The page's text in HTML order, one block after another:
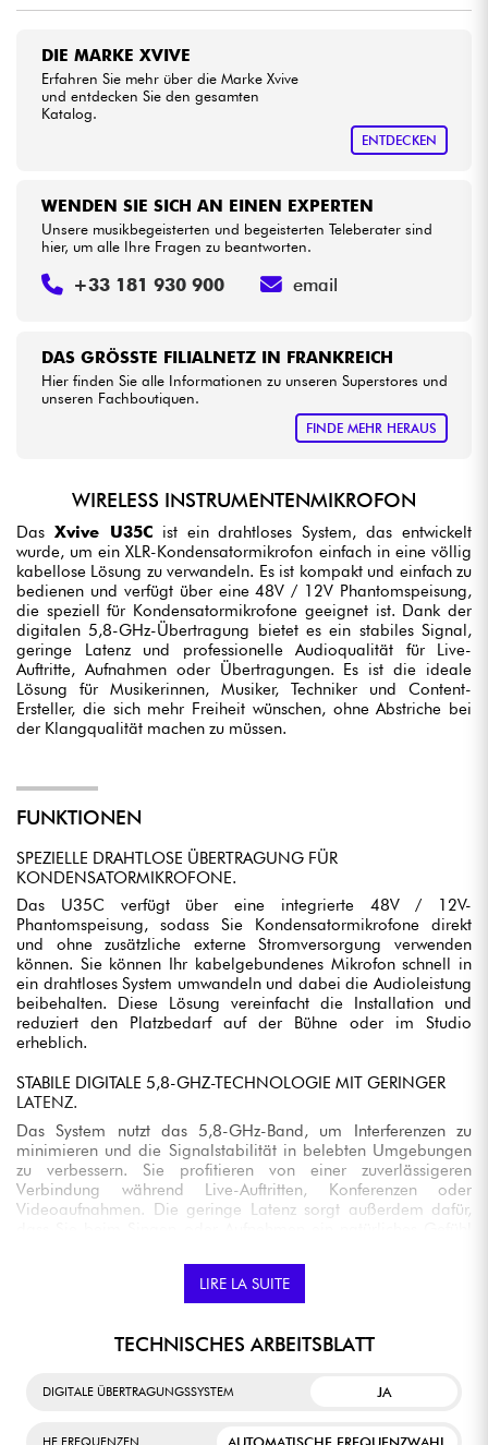
HiFi
Sehen Sie sich unsere Marken an
DIE MARKE XVIVE
Erfahren Sie mehr über die Marke Xvive
und entdecken Sie den gesamten
Katalog.
ENTDECKEN
DAS GRÖSSTE FILIALNETZ IN FRANKREICH
Hier finden Sie alle Informationen zu unseren Superstores und
unseren Fachboutiquen.
FINDE MEHR HERAUS
WENDEN SIE SICH AN EINEN EXPERTEN
Unsere musikbegeisterten und begeisterten Teleberater sind
hier, um alle Ihre Fragen zu beantworten.
+33 181 930 900 email
WIRELESS INSTRUMENTENMIKROFON
Das Xvive U35Cist ein drahtloses System, das entwickelt
wurde, um ein XLR-Kondensatormikrofon einfach in eine völlig
kabellose Lösung zu verwandeln. Es ist kompakt und einfach zu
bedienen und verfügt über eine 48V / 12V Phantomspeisung,
die speziell für Kondensatormikrofone geeignet ist. Dank der
digitalen 5,8-GHz-Übertragung bietet es ein stabiles Signal,
geringe Latenz und professionelle Audioqualität für Live-
Auftritte, Aufnahmen oder Übertragungen. Es ist die ideale
Lösung für Musikerinnen, Musiker, Techniker und Content-
Ersteller, die sich mehr Freiheit wünschen, ohne Abstriche bei
der Klangqualität machen zu müssen.
FUNKTIONEN
SPEZIELLE DRAHTLOSE ÜBERTRAGUNG FÜR
KONDENSATORMIKROFONE.
Das U35C verfügt über eine integrierte 48V / 12V-
Phantomspeisung, sodass Sie Kondensatormikrofone direkt
und ohne zusätzliche externe Stromversorgung verwenden
können. Sie können Ihr kabelgebundenes Mikrofon schnell in
ein drahtloses System umwandeln und dabei die Audioleistung
beibehalten. Diese Lösung vereinfacht die Installation und
reduziert den Platzbedarf auf der Bühne oder im Studio
erheblich.
STABILE DIGITALE 5,8-GHZ-TECHNOLOGIE MIT GERINGER
LATENZ.
Das System nutzt das 5,8-GHz-Band, um Interferenzen zu
minimieren und die Signalstabilität in belebten Umgebungen
zu verbessern. Sie profitieren von einer zuverlässigeren
Verbindung während Live-Auftritten, Konferenzen oder
Videoaufnahmen. Die geringe Latenz sorgt außerdem dafür,
UNKOMPRIMIERTE 24-BIT/48-KHZ-AUDIOQUALITÄT
/ 48 kHz, um die Details und die Dynamik des Mikrofons zu
erhalten. Stimmen, akustische Instrumente und
Wiedergabe. Diese Übertragungsqualität eignet sich sowohl
LIRE LA SUITE
TECHNISCHES ARBEITSBLATT
DIGITALE ÜBERTRAGUNGSSYSTEM JA
HF FREQUENZEN